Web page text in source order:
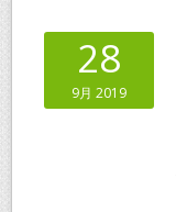
28
9月 2019